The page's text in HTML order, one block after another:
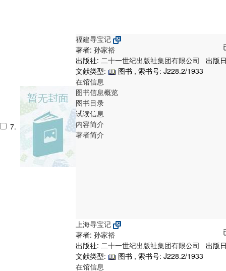
7.
福建寻宝记
著者: 孙家裕
出版社: 二十一世纪出版社集团有限公司
出版
文献类型:
图书 , 索书号: J228.2/1933
在馆信息
图书信息概览
图书目录
试读信息
内容简介
著者简介
上海寻宝记
著者: 孙家裕
出版社: 二十一世纪出版社集团有限公司
出版
文献类型:
图书 , 索书号: J228.2/1933
在馆信息